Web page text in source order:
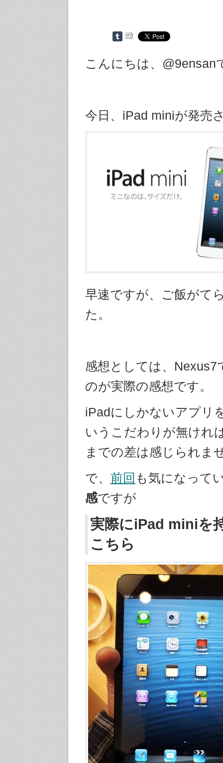
こんにちは、@9ensan
今日、iPad miniが発売
早速ですが、ご飯がて
た。
感想としては、Nexus7
のが実際の感想です。
iPadにしかないアプリ
いうこだわりが無けれ
までの差は感じられま
で、 前回 も気になって
感ですが
実際にiPad miniを
こちら